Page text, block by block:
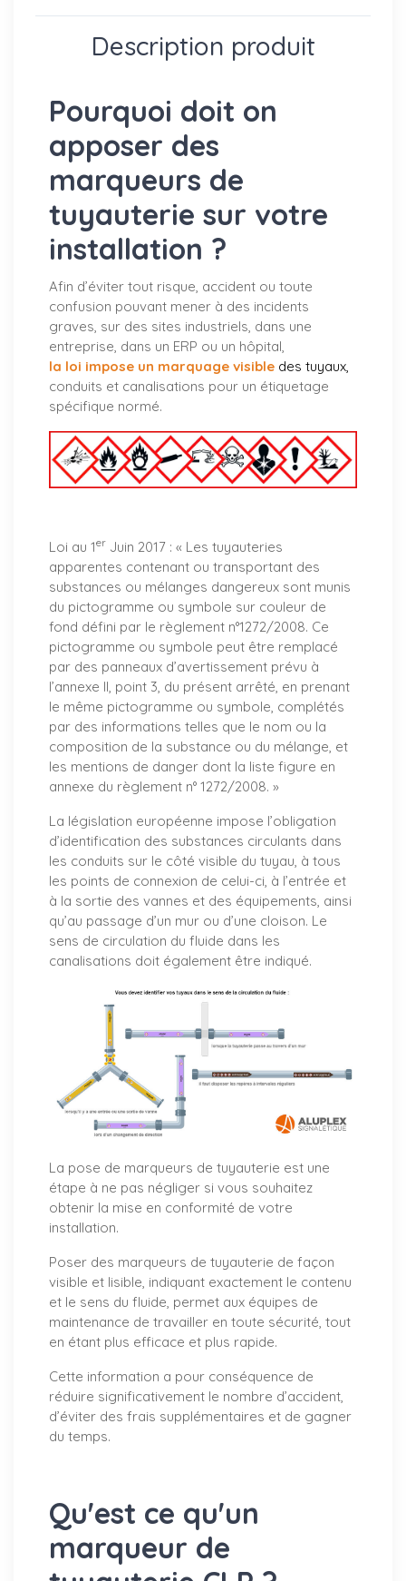
Description produit
Pourquoi doit on
apposer des
marqueurs de
tuyauterie sur votre
installation ?
Afin d’éviter tout risque, accident ou toute
confusion pouvant mener à des incidents
graves, sur des sites industriels, dans une
entreprise, dans un ERP ou un hôpital,
la loi impose un marquage visible des tuyaux,
conduits et canalisations pour un étiquetage
spécifique normé.
Loi au 1er Juin 2017 : « Les tuyauteries
apparentes contenant ou transportant des
substances ou mélanges dangereux sont munis
du pictogramme ou symbole sur couleur de
fond défini par le règlement n°1272/2008. Ce
pictogramme ou symbole peut être remplacé
par des panneaux d’avertissement prévu à
l’annexe II, point 3, du présent arrêté, en prenant
le même pictogramme ou symbole, complétés
par des informations telles que le nom ou la
composition de la substance ou du mélange, et
les mentions de danger dont la liste figure en
annexe du règlement n° 1272/2008. »
La législation européenne impose l’obligation
d’identification des substances circulants dans
les conduits sur le côté visible du tuyau, à tous
les points de connexion de celui-ci, à l’entrée et
à la sortie des vannes et des équipements, ainsi
qu’au passage d’un mur ou d’une cloison. Le
sens de circulation du fluide dans les
canalisations doit également être indiqué.
La pose de marqueurs de tuyauterie est une
étape à ne pas négliger si vous souhaitez
obtenir la mise en conformité de votre
installation.
Poser des marqueurs de tuyauterie de façon
visible et lisible, indiquant exactement le contenu
et le sens du fluide, permet aux équipes de
maintenance de travailler en toute sécurité, tout
en étant plus efficace et plus rapide.
Cette information a pour conséquence de
réduire significativement le nombre d’accident,
d’éviter des frais supplémentaires et de gagner
du temps.
Qu'est ce qu'un
marqueur de